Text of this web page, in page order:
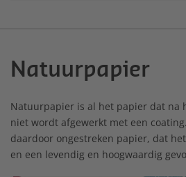
Natuurpapier
Natuurpapier is al het papier dat na
niet wordt afgewerkt met een
daardoor ongestreken papier, dat
en een levendig en hoogwaardig